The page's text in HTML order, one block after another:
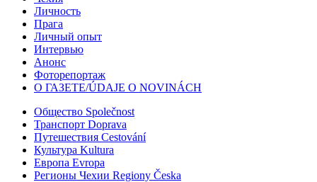
Личность
Прага
Личный опыт
Интервью
Анонс
Фоторепортаж
О ГАЗЕТЕ/ÚDAJE O NOVINÁCH
Общество Společnost
Транспорт Doprava
Путешествия Cestování
Культура Kultura
Европа Evropa
Регионы Чехии Regiony Česka